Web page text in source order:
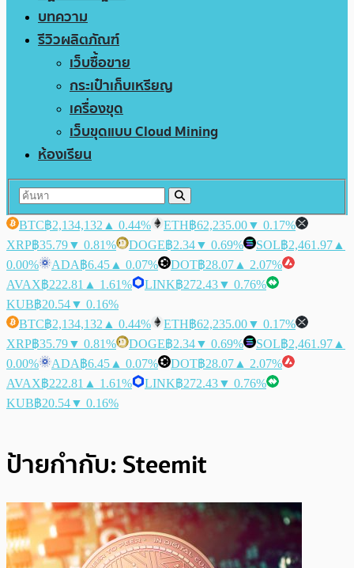
บทความ
รีวิวผลิตภัณฑ์
เว็บซื้อขาย
กระเป๋าเก็บเหรียญ
เครื่องขุด
เว็บขุดแบบ Cloud Mining
ห้องเรียน
BTC฿2,134,132 ▲ 0.44% ETH฿62,235.00▼ 0.17%
XRP฿35.79▼ 0.81% DOGE฿2.34▼ 0.69% SOL฿2,461.97 ▲
0.00%
ADA฿6.45 ▲ 0.07% DOT฿28.07 ▲ 2.07%
AVAX฿222.81 ▲ 1.61% LINK฿272.43▼ 0.76%
KUB฿20.54▼ 0.16%
BTC฿2,134,132 ▲ 0.44% ETH฿62,235.00▼ 0.17%
XRP฿35.79▼ 0.81% DOGE฿2.34▼ 0.69% SOL฿2,461.97 ▲
0.00%
ADA฿6.45 ▲ 0.07% DOT฿28.07 ▲ 2.07%
AVAX฿222.81 ▲ 1.61% LINK฿272.43▼ 0.76%
KUB฿20.54▼ 0.16%
ป้ายกำกับ: Steemit